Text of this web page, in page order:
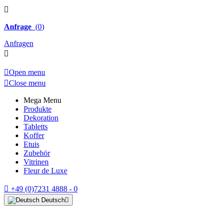

Anfrage (0)
Anfragen

Open menu
Close menu
Mega Menu
Produkte
Dekoration
Tabletts
Koffer
Etuis
Zubehör
Vitrinen
Fleur de Luxe
 +49 (0)7231 4888 - 0
Deutsch